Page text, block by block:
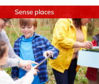
Sense places